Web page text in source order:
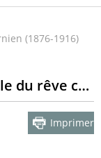
(1876-1916)
Jack London, l'enfant rebelle du rêve californien (1876-1916)
Imprimer